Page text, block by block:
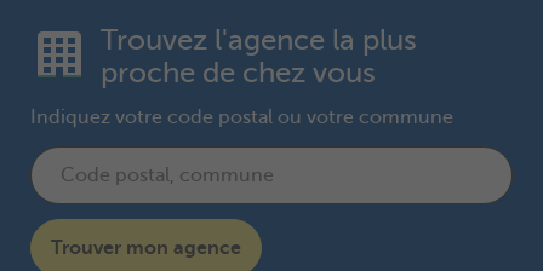
Trouvez l'agence la plus
proche de chez vous
Indiquez votre code postal ou votre commune
Trouver mon agence